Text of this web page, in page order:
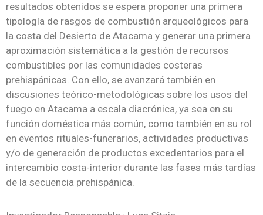
resultados obtenidos se espera proponer una primera
tipología de rasgos de combustión arqueológicos para
la costa del Desierto de Atacama y generar una primera
aproximación sistemática a la gestión de recursos
combustibles por las comunidades costeras
prehispánicas. Con ello, se avanzará también en
discusiones teórico-metodológicas sobre los usos del
fuego en Atacama a escala diacrónica, ya sea en su
función doméstica más común, como también en su rol
en eventos rituales-funerarios, actividades productivas
y/o de generación de productos excedentarios para el
intercambio costa-interior durante las fases más tardías
de la secuencia prehispánica.